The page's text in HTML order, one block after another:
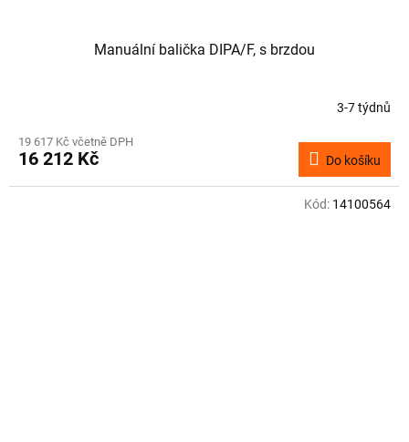
Manuální balička DIPA/F, s brzdou
3-7 týdnů
19 617 Kč včetně DPH
16 212 Kč Do košíku
Kód: 14100564